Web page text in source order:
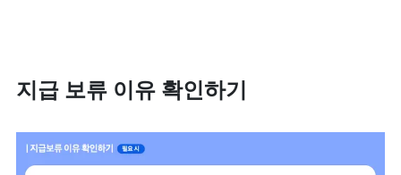
지급 보류 이유 확인하기